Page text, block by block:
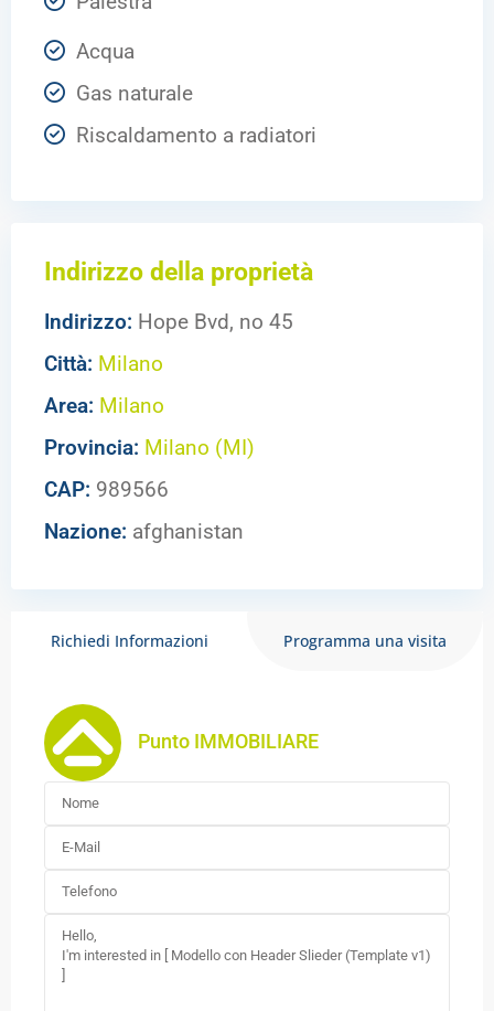
Acqua
Gas naturale
Riscaldamento a radiatori
Indirizzo della proprietà
Indirizzo: Hope Bvd, no 45
Città: Milano
Area: Milano
Provincia: Milano (MI)
CAP: 989566
Nazione: afghanistan
Richiedi Informazioni Programma una visita
Punto IMMOBILIARE